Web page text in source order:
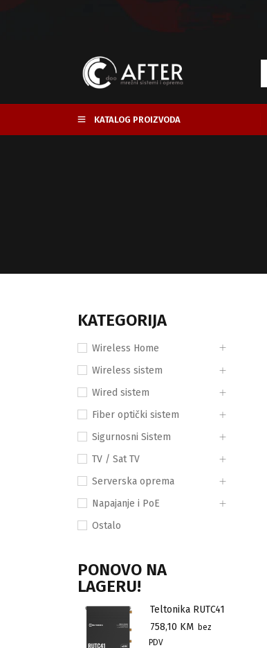
KATALOG PROIZVODA
KATEGORIJA
Wireless Home
Wireless sistem
Wired sistem
Fiber optički sistem
Sigurnosni Sistem
TV / Sat TV
Serverska oprema
Napajanje i PoE
Ostalo
PONOVO NA
LAGERU!
Teltonika RUTC41
758,10 KM bez
PDV